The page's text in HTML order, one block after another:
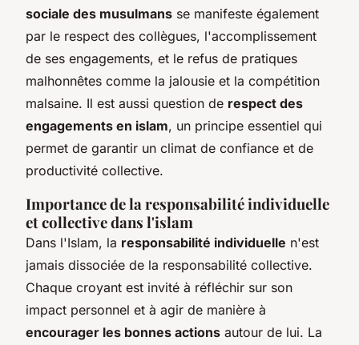
sociale des musulmans se manifeste également
par le respect des collègues, l'accomplissement
de ses engagements, et le refus de pratiques
malhonnêtes comme la jalousie et la compétition
malsaine. Il est aussi question de respect des
engagements en islam, un principe essentiel qui
permet de garantir un climat de confiance et de
productivité collective.
Importance de la responsabilité individuelle
et collective dans l'islam
Dans l'Islam, la responsabilité individuelle n'est
jamais dissociée de la responsabilité collective.
Chaque croyant est invité à réfléchir sur son
impact personnel et à agir de manière à
encourager les bonnes actions autour de lui. La